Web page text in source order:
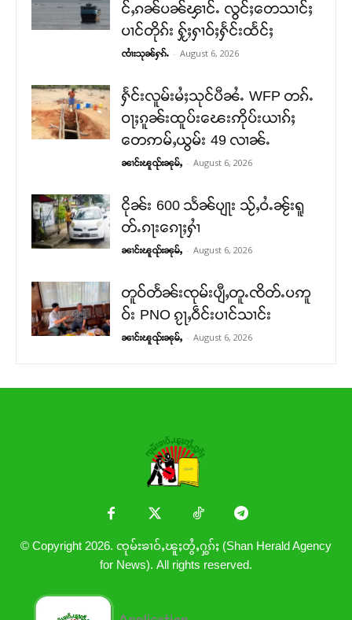
င်ႇၵၼ်ပၼ်ၾၢင်ႉ လွင်ႈတေသၢင်ႈ
ပၢင်တိုၵ်း ႁႂ်ႈႁၢဝ်ႈႁႅင်းထႅင်ႈ
ၸၢႆးသုၼ်ႁၵ်ႉ - August 6, 2026
ႁႅင်းလူမ်းမႆႈသုင်ပီၼႆႉ WFP တၵ်ႉ
ဝႃႈၵူၼ်းထူပ်းၽေးဢိုပ်းယၢၵ်ႈ
တေဢမ်ႇယွမ်း 49 လၢၼ်ႉ
ၼၢင်းၽူၺ်းၼုမ်ႇ - August 6, 2026
ငိုၼ်း 600 သႅၼ်ပျႃး သႂ်ႇဝႆႉၼႂ်းရူ
တ်ႉၵႃးၵေႃႈႁၢႆ
ၼၢင်းၽူၺ်းၼုမ်ႇ - August 6, 2026
တူဝ်တႅၼ်းၸုမ်းပျီႇတူႉၸိတ်ႉပဢူ
ဝ်း PNO ၵႂႃႇဝဵင်းပၢင်သၢင်း
ၼၢင်းၽူၺ်းၼုမ်ႇ - August 6, 2026
© Copyright 2026. ၸုမ်းၶၢဝ်ႇၽူႈတွႆႇႁွၵ်ႈ (Shan Herald Agency
for News). All rights reserved.